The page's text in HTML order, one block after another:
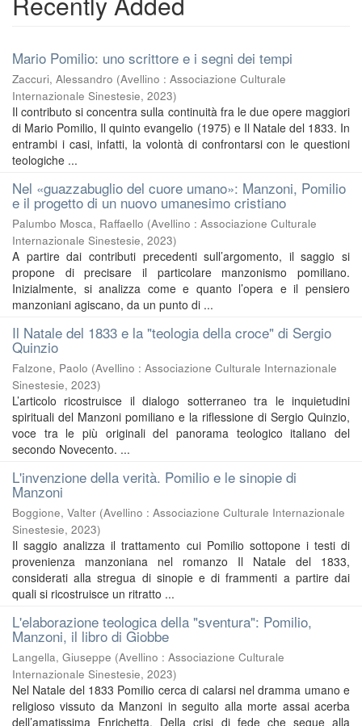
Mario Pomilio: uno scrittore e i segni dei tempi
Zaccuri, Alessandro (Avellino : Associazione Culturale
Internazionale Sinestesie, 2023)
Il contributo si concentra sulla continuità fra le due opere maggiori
di Mario Pomilio, Il quinto evangelio (1975) e Il Natale del 1833. In
entrambi i casi, infatti, la volontà di confrontarsi con le questioni
teologiche ...
Nel «guazzabuglio del cuore umano»: Manzoni, Pomilio
e il progetto di un nuovo umanesimo cristiano
Palumbo Mosca, Raffaello (Avellino : Associazione Culturale
Internazionale Sinestesie, 2023)
A partire dai contributi precedenti sull’argomento, il saggio si
propone di precisare il particolare manzonismo pomiliano.
Inizialmente, si analizza come e quanto l’opera e il pensiero
manzoniani agiscano, da un punto di ...
Il Natale del 1833 e la "teologia della croce" di Sergio
Quinzio
Falzone, Paolo (Avellino : Associazione Culturale Internazionale
Sinestesie, 2023)
L’articolo ricostruisce il dialogo sotterraneo tra le inquietudini
spirituali del Manzoni pomiliano e la riflessione di Sergio Quinzio,
voce tra le più originali del panorama teologico italiano del
secondo Novecento. ...
L'invenzione della verità. Pomilio e le sinopie di
Manzoni
Boggione, Valter (Avellino : Associazione Culturale Internazionale
Sinestesie, 2023)
Il saggio analizza il trattamento cui Pomilio sottopone i testi di
provenienza manzoniana nel romanzo Il Natale del 1833,
considerati alla stregua di sinopie e di frammenti a partire dai
quali si ricostruisce un ritratto ...
L'elaborazione teologica della "sventura": Pomilio,
Manzoni, il libro di Giobbe
Langella, Giuseppe (Avellino : Associazione Culturale
Internazionale Sinestesie, 2023)
Nel Natale del 1833 Pomilio cerca di calarsi nel dramma umano e
religioso vissuto da Manzoni in seguito alla morte assai acerba
dell’amatissima Enrichetta. Della crisi di fede che segue alla